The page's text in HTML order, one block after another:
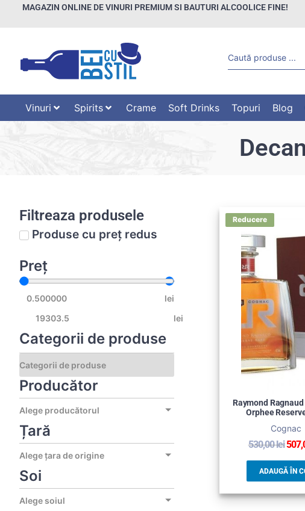
MAGAZIN ONLINE DE VINURI PREMIUM SI BAUTURI ALCOOLICE FINE!
Vinuri Spirits Crame Soft Drinks Topuri Blog
Filtreaza produsele
Produse cu preț redus
Preț
lei
lei
Categorii de produse
Producător
Alege producătorul
Țară
Alege țara de origine
Soi
Alege soiul
Raymond
Orphee
Cognac
530,00lei
ADAUGĂ ÎN